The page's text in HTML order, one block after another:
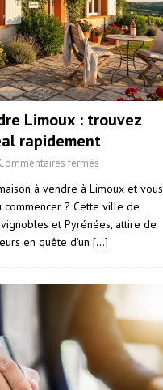
Limoux : trouvez
rapidement
Commentaires fermés
à vendre à Limoux et vous
commencer ? Cette ville de
vignobles et Pyrénées, attire de
en quête d’un […]